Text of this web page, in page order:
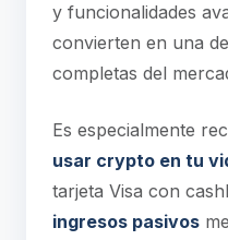
y funcionalidades
convierten en una
completas del
Es especialmente
usar crypto en tu
tarjeta Visa con
ingresos pasivos